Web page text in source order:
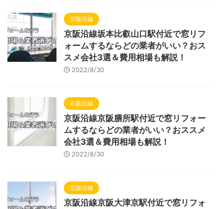
京阪沿線
京阪沿線坂本比叡山口駅付近で窓リフ
ォームするならどの業者がいい？おス
スメ会社3選＆費用相場も解説！
2022/8/30
京阪沿線
京阪沿線京阪膳所駅付近で窓リフォー
ムするならどの業者がいい？おススメ
会社3選＆費用相場も解説！
2022/8/30
京阪沿線
京阪沿線京阪大津京駅付近で窓リフォ